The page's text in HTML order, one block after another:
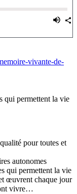
vivante-de-
qui permettent la vie
pour toutes et
autonomes
qui permettent la vie
œuvrent chaque jour
vivre…